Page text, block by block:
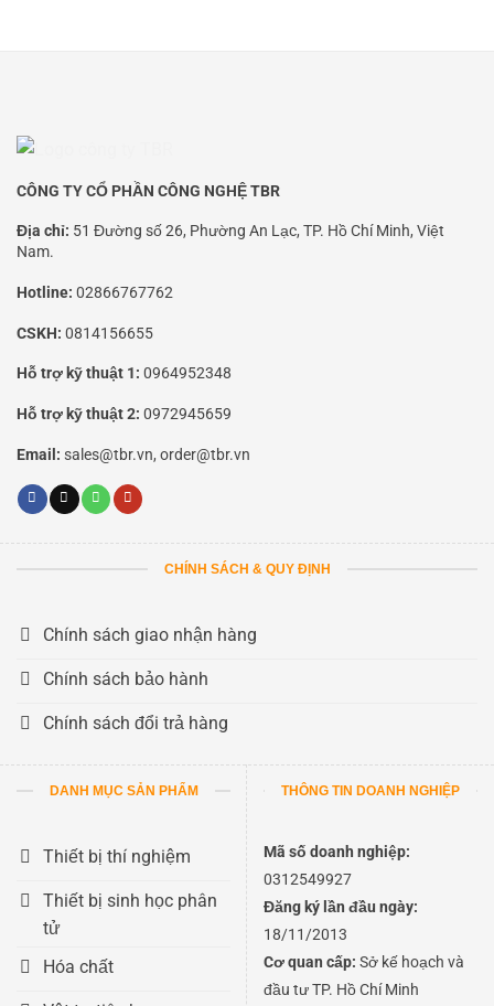
CÔNG TY CỔ PHẦN CÔNG NGHỆ TBR
Địa chỉ: 51 Đường số 26, Phường An Lạc, TP. Hồ Chí Minh, Việt
Nam.
Hotline: 02866767762
CSKH: 0814156655
Hỗ trợ kỹ thuật 1: 0964952348
Hỗ trợ kỹ thuật 2: 0972945659
Email: sales@tbr.vn, order@tbr.vn
CHÍNH SÁCH & QUY ĐỊNH
Chính sách giao nhận hàng
Chính sách bảo hành
Chính sách đổi trả hàng
DANH MỤC SẢN PHẨM
Thiết bị thí nghiệm
Thiết bị sinh học phân
tử
Hóa chất
THÔNG TIN DOANH NGHIỆP
Mã số doanh nghiệp:
0312549927
Đăng ký lần đầu ngày:
18/11/2013
Cơ quan cấp: Sở kế hoạch và
đầu tư TP. Hồ Chí Minh